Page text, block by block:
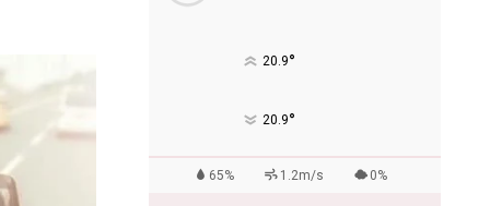
20.9°
20.9°
65% 1.2m/s 0%